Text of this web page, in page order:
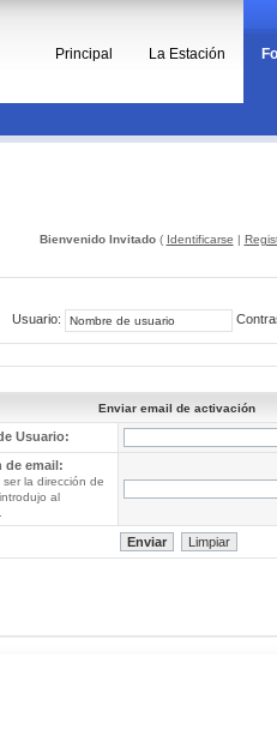
Principal La Estación
Bienvenido Invitado( Identificarse |
Usuario:
Enviar email de activación
Usuario:
de email:
la dirección de
al